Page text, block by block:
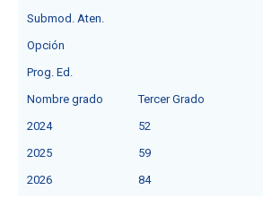
Submod. Aten.
Opción
Prog. Ed.
Nombre grado
Tercer Grado
2024
52
2025
59
2026
84